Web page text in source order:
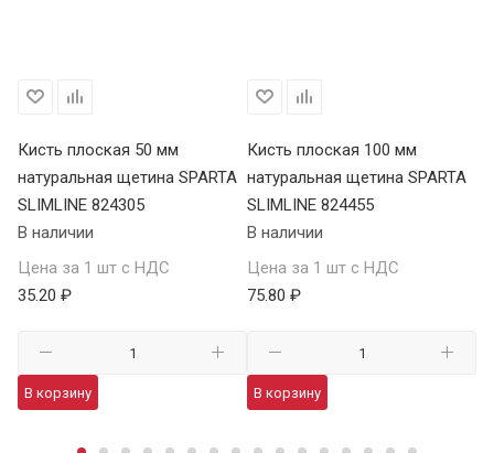
Кисть плоская 50 мм
натуральная щетина SPARTA
SLIMLINE 824305
В наличии
Цена за 1 шт с НДС
35.20 ₽
В корзину
Кисть плоская 100 мм
натуральная щетина SPARTA
SLIMLINE 824455
В наличии
Цена за 1 шт с НДС
75.80 ₽
В корзину